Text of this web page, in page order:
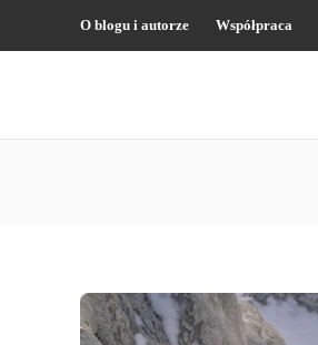
O blogu i autorze Współpraca